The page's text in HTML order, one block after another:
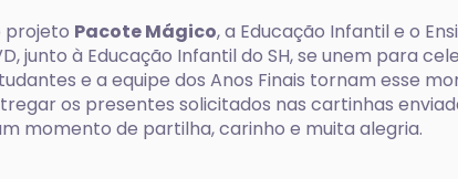
projeto Pacote Mágico, a Educação Infantil e o
junto à Educação Infantil do SH, se unem para
e a equipe dos Anos Finais tornam esse
os presentes solicitados nas cartinhas
momento de partilha, carinho e muita alegria.